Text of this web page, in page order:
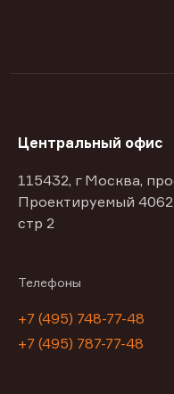
Центральный офис
115432, г Москва,
Проектируемый
стр 2
Телефоны
+7 (495) 748-77-48
+7 (495) 787-77-48